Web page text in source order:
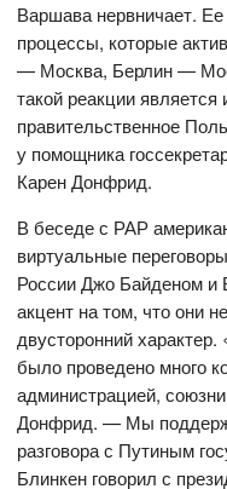
Варшава нервничает.
процессы, которые
— Москва, Берлин —
такой реакции является
правительственное
у помощника
Карен Донфрид.
В беседе с РАР
виртуальные
России Джо Байденом
акцент на том, что они
двусторонний
было проведено много
администрацией,
Донфрид. — Мы
разговора с Путиным
Блинкен говорил с